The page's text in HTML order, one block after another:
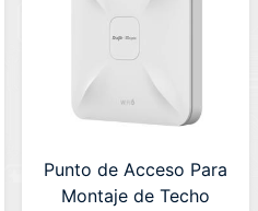
Punto de Acceso Para
Montaje de Techo